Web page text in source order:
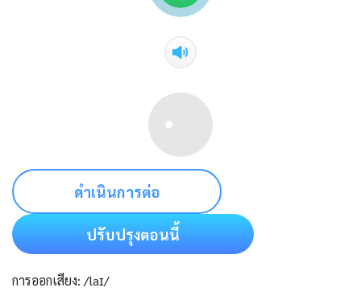
ดำเนินการต่อ
ปรับปรุงตอนนี้
การออกเสียง: /laɪ/